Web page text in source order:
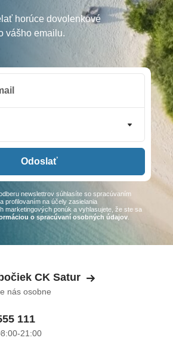
horúce dovolenkové
vášho emailu.
Odoslať
newslettrov súhlasíte so spracúvaním
profilovaním na účely zasielania
marketingových ponúk a vyhlasujete, že ste sa
o spracúvaní osobných údajov
CK Satur
nás osobne
111
21:00